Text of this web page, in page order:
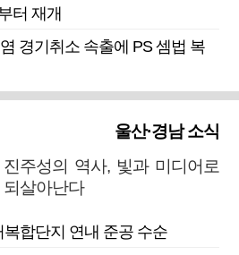
터 재개
경기취소 속출에 PS 셈법 복
울산·경남 소식
진주성의 역사, 빛과 미디어로
되살아난다
복합단지 연내 준공 수순